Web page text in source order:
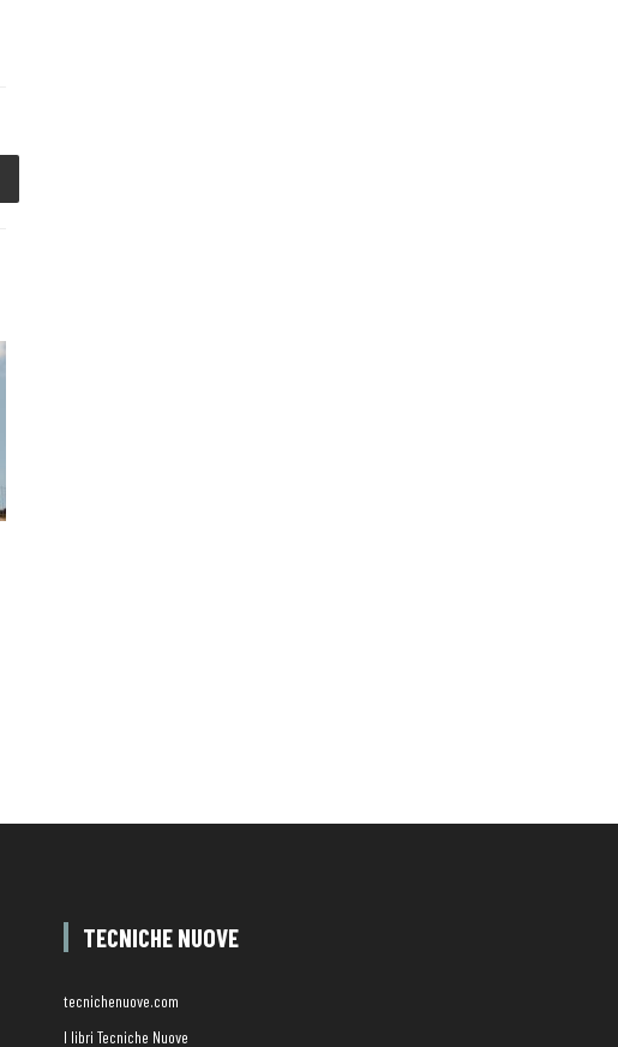
TECNICHE NUOVE
tecnichenuove.com
I libri Tecniche Nuove